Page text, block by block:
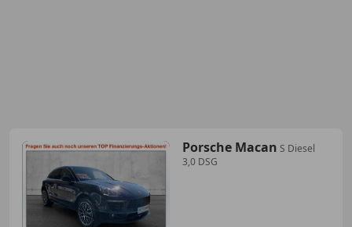
Porsche Macan S Diesel
3,0 DSG